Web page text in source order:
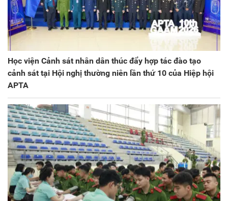
Học viện Cảnh sát nhân dân thúc đẩy hợp tác đào tạo
cảnh sát tại Hội nghị thường niên lần thứ 10 của Hiệp hội
APTA